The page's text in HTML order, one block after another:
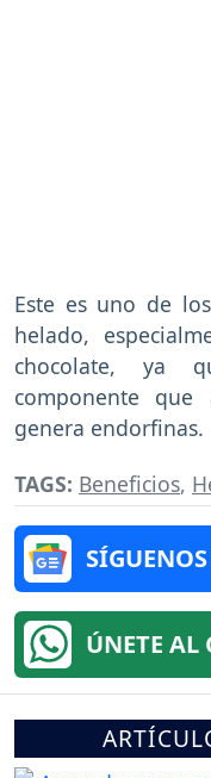
Este es uno de
helado,
chocolate, ya
componente
genera endorfinas.
TAGS: Beneficios,
ÚNETE AL